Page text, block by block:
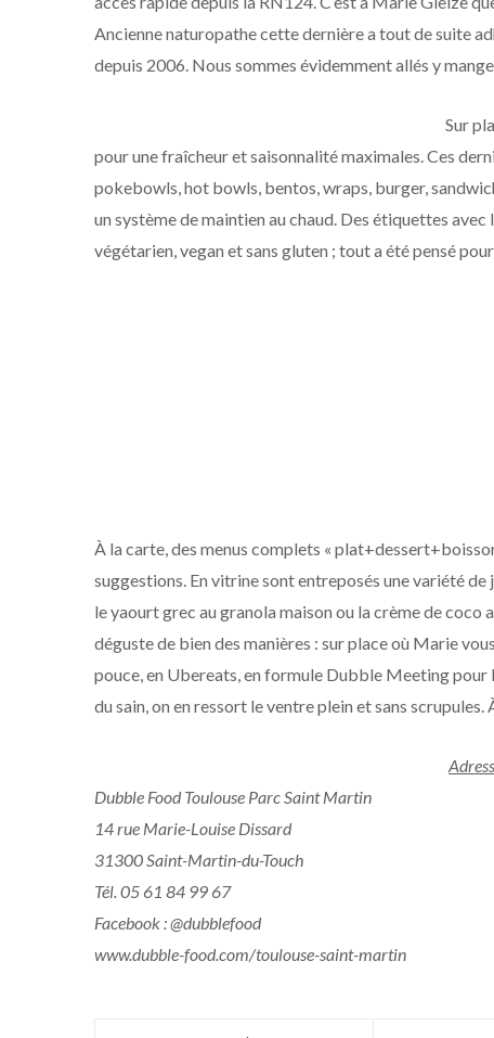
Ancienne naturopathe cette dernière a tout de suite
depuis 2006. Nous sommes évidemment allés y
Sur
pour une fraîcheur et saisonnalité maximales. Ces
pokebowls, hot bowls, bentos, wraps, burger,
un système de maintien au chaud. Des étiquettes
végétarien, vegan et sans gluten ; tout a été pensé
À la carte, des menus complets «
suggestions. En vitrine sont entreposés une variété
le yaourt grec au granola maison ou la crème de
déguste de bien des manières : sur place où Marie
pouce, en Ubereats, en formule Dubble Meeting
du sain, on en ressort le ventre plein et sans
Dubble Food Toulouse Parc Saint Martin
14 rue Marie-Louise Dissard
31300 Saint-Martin-du-Touch
Tél. 05 61 84 99 67
Facebook : @dubblefood
www.dubble-food.com/toulouse-saint-martin